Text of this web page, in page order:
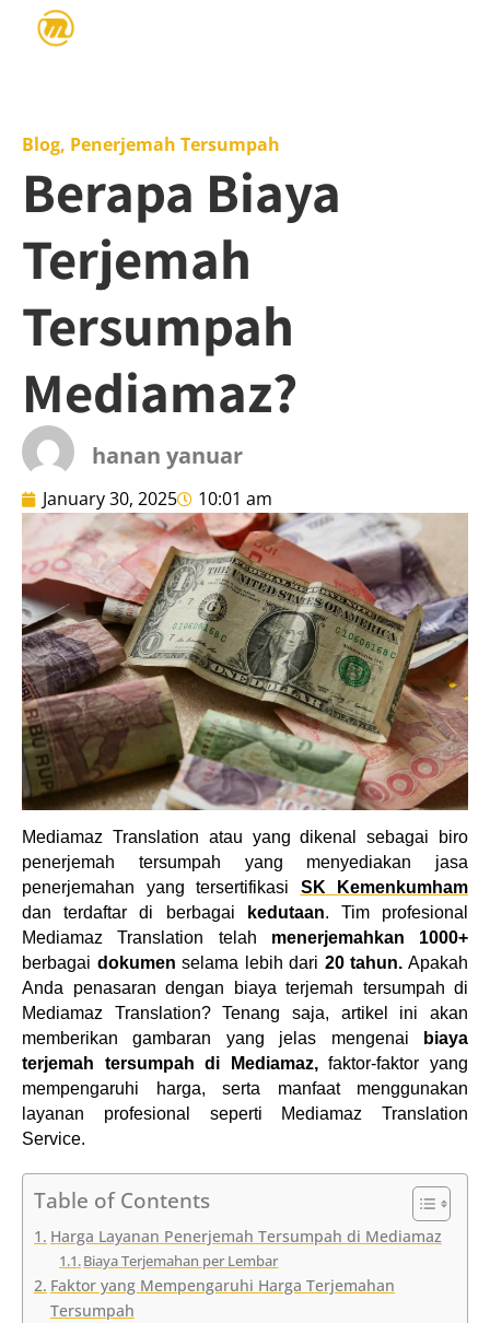
Blog, Penerjemah Tersumpah
Berapa Biaya
Terjemah
Tersumpah
Mediamaz?
hanan yanuar
January 30, 2025 10:01 am
Mediamaz Translation atau yang dikenal sebagai biro
penerjemah tersumpah yang menyediakan jasa
penerjemahan yang tersertifikasi SK Kemenkumham
dan terdaftar di berbagai
kedutaan. Tim profesional
Mediamaz Translation telah menerjemahkan 1000+
berbagai dokumen selama lebih dari 20 tahun. Apakah
Anda penasaran dengan biaya terjemah tersumpah di
Mediamaz Translation? Tenang saja, artikel ini akan
memberikan gambaran yang jelas mengenai
biaya
terjemah tersumpah di Mediamaz, faktor-faktor yang
mempengaruhi harga, serta manfaat menggunakan
layanan profesional seperti Mediamaz Translation
Service.
Table of Contents
Harga Layanan Penerjemah Tersumpah di Mediamaz
Biaya Terjemahan per Lembar
Faktor yang Mempengaruhi Harga Terjemahan
Tersumpah